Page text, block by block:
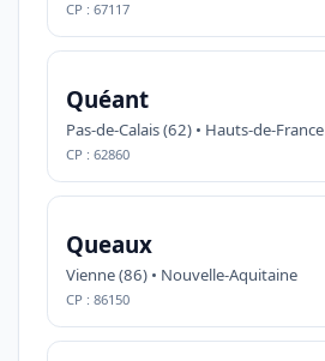
CP : 67117
Quéant
Pas-de-Calais (62) • Hauts-de-France
CP : 62860
Queaux
Vienne (86) • Nouvelle-Aquitaine
CP : 86150